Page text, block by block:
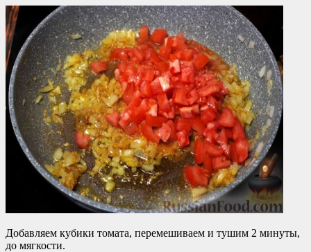
Добавляем кубики томата, перемешиваем и тушим 2 минуты,
до мягкости.